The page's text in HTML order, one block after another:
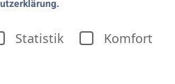
Statistik
Komfort
näher und bei den meisten
aus? Habt ihr euer Zuhause
seid ihr noch auf der Suche
lasst euch doch gerne von